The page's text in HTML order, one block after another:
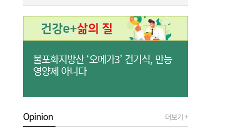
·유니콘 육성 나선다
불포화지방산 ‘오메가3’ 건기식, 만능
영양제 아니다
Opinion 더보기 +